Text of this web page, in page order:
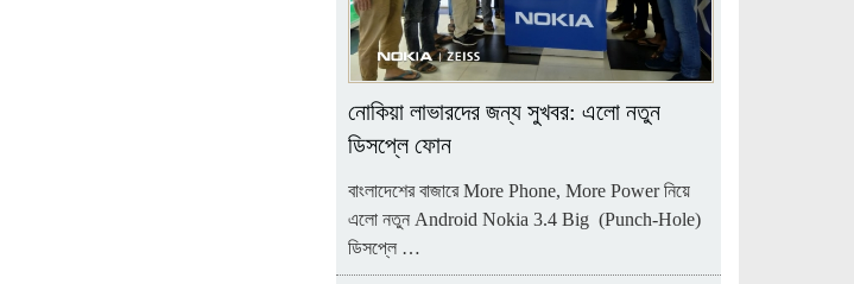
নোকিয়া লাভারদের জন্য সুখবর: এলো নতুন
ডিসপ্লে ফোন
বাংলাদেশের বাজারে More Phone, More Power নিয়ে
এলো নতুন Android Nokia 3.4 Big (Punch-Hole)
ডিসপ্লে …